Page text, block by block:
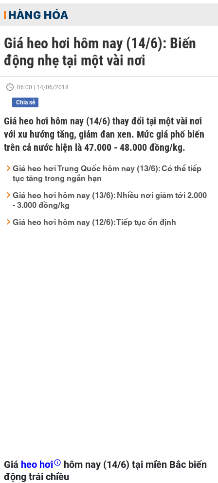
HÀNG HÓA
Giá heo hơi hôm nay (14/6): Biến
động nhẹ tại một vài nơi
06:00 | 14/06/2018
Chia sẻ
Giá heo hơi hôm nay (14/6) thay đổi tại một vài nơi
với xu hướng tăng, giảm đan xen. Mức giá phổ biến
trên cả nước hiện là 47.000 - 48.000 đồng/kg.
Giá heo hơi Trung Quốc hôm nay (13/6): Có thể tiếp
tục tăng trong ngắn hạn
Giá heo hơi hôm nay (13/6): Nhiều nơi giảm tới 2.000
- 3.000 đồng/kg
Giá heo hơi hôm nay (12/6): Tiếp tục ổn định
Giá heo hơi
hôm nay (14/6) tại miền Bắc biến
động trái chiều